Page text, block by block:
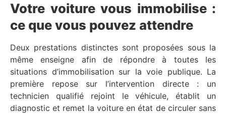
Votre voiture vous immobilise :
ce que vous pouvez attendre
Deux prestations distinctes sont proposées sous la
même enseigne afin de répondre à toutes les
situations d’immobilisation sur la voie publique. La
première repose sur l’intervention directe : un
technicien qualifié rejoint le véhicule, établit un
diagnostic et remet la voiture en état de circuler sans